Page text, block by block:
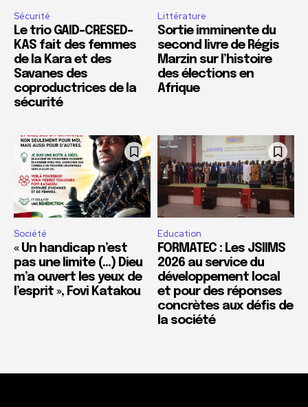
Sécurité
Le trio GAID-CRESED-
KAS fait des femmes
de la Kara et des
Savanes des
coproductrices de la
sécurité
Littérature
Sortie imminente du
second livre de Régis
Marzin sur l’histoire
des élections en
Afrique
Société
« Un handicap n’est
pas une limite (…) Dieu
m’a ouvert les yeux de
l’esprit », Fovi Katakou
Education
FORMATEC : Les JSIIMS
2026 au service du
développement local
et pour des réponses
concrètes aux défis de
la société